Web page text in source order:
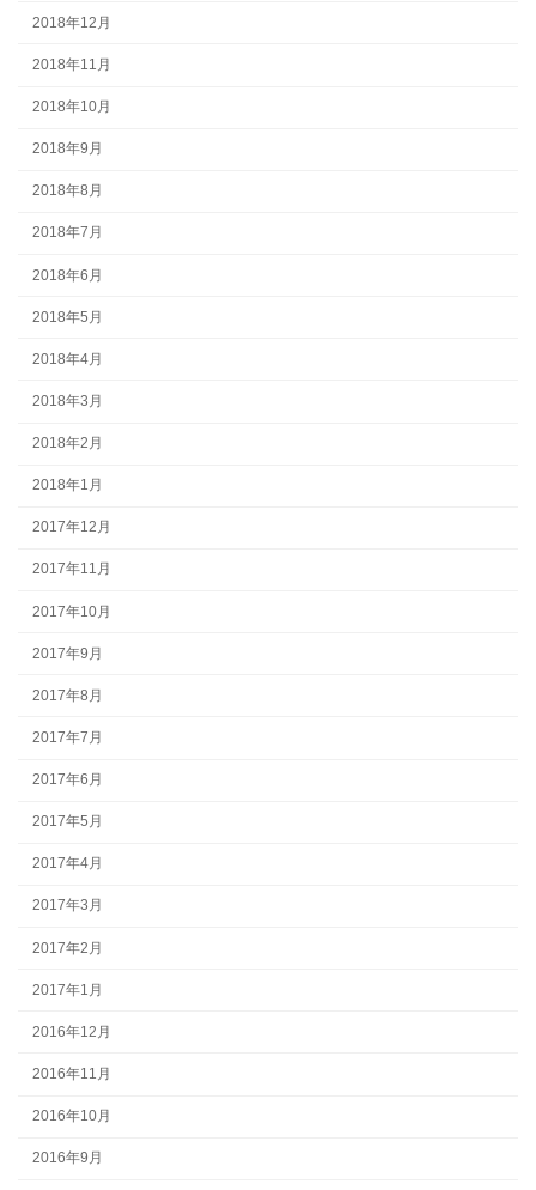
2018年12月
2018年11月
2018年10月
2018年9月
2018年8月
2018年7月
2018年6月
2018年5月
2018年4月
2018年3月
2018年2月
2018年1月
2017年12月
2017年11月
2017年10月
2017年9月
2017年8月
2017年7月
2017年6月
2017年5月
2017年4月
2017年3月
2017年2月
2017年1月
2016年12月
2016年11月
2016年10月
2016年9月